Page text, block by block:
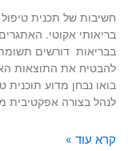
חשיבות של תכנית
בריאותי אקוטי.
בבריאות דורשים
להבטיח את התוצאות
בואו נבחן מדוע תוכנית
לנהל בצורה אפקטיבית
קרא עוד »